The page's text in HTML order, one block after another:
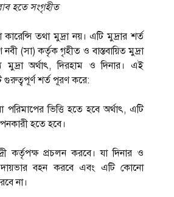
হতে সংগৃহীত
তথা মুদ্রা নয়। এটি মুদ্রার শর্ত
(সা) কর্তৃক গৃহীত ও বাস্তবায়িত মুদ্রা
মুদ্রা অর্থাৎ, দিরহাম ও দিনার। এই
গুরুত্বপূর্ণ শর্ত পূরণ করে:
ভিত্তি হতে হবে অর্থাৎ, এটি
হতে হবে।
কর্তৃপক্ষ প্রচলন করবে। যা দিনার ও
দায়ভার বহন করবে এবং এটি কোনো
না।